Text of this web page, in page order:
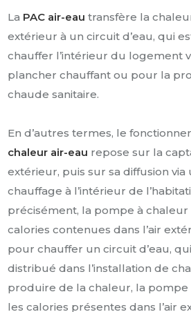
La PAC air-eau transfère la
extérieur à un circuit d’eau, qui
chauffer l’intérieur du logement
plancher chauffant ou pour la
chaude sanitaire.
En d’autres termes, le
chaleur air-eau repose sur la
extérieur, puis sur sa diffusion via
chauffage à l’intérieur de
précisément, la pompe à chaleur
calories contenues dans l’air
pour chauffer un circuit d’eau,
distribué dans l’installation de
produire de la chaleur, la
les calories présentes dans l’air